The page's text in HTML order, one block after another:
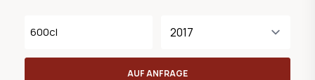
600cl
AUF ANFRAGE